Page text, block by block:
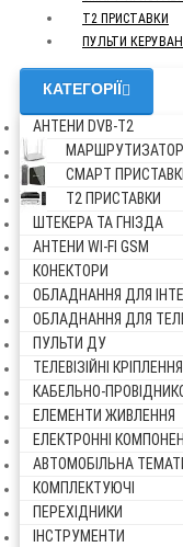
Т2 ПРИСТАВКИ
ПУЛЬТИ
КАТЕГОРІЇ
АНТЕНИ DVB-Т2
СМАРТ
Т2 ПРИСТАВКИ
ШТЕКЕРА ТА ГНІЗДА
АНТЕНИ WI-FI GSM
КОНЕКТОРИ
ОБЛАДНАННЯ ДЛЯ
ОБЛАДНАННЯ ДЛЯ
ПУЛЬТИ ДУ
ТЕЛЕВІЗІЙНІ КРІПЛЕННЯ
КАБЕЛЬНО-
ЕЛЕМЕНТИ ЖИВЛЕННЯ
ЕЛЕКТРОННІ
АВТОМОБІЛЬНА
КОМПЛЕКТУЮЧІ
ПЕРЕХІДНИКИ
ІНСТРУМЕНТИ